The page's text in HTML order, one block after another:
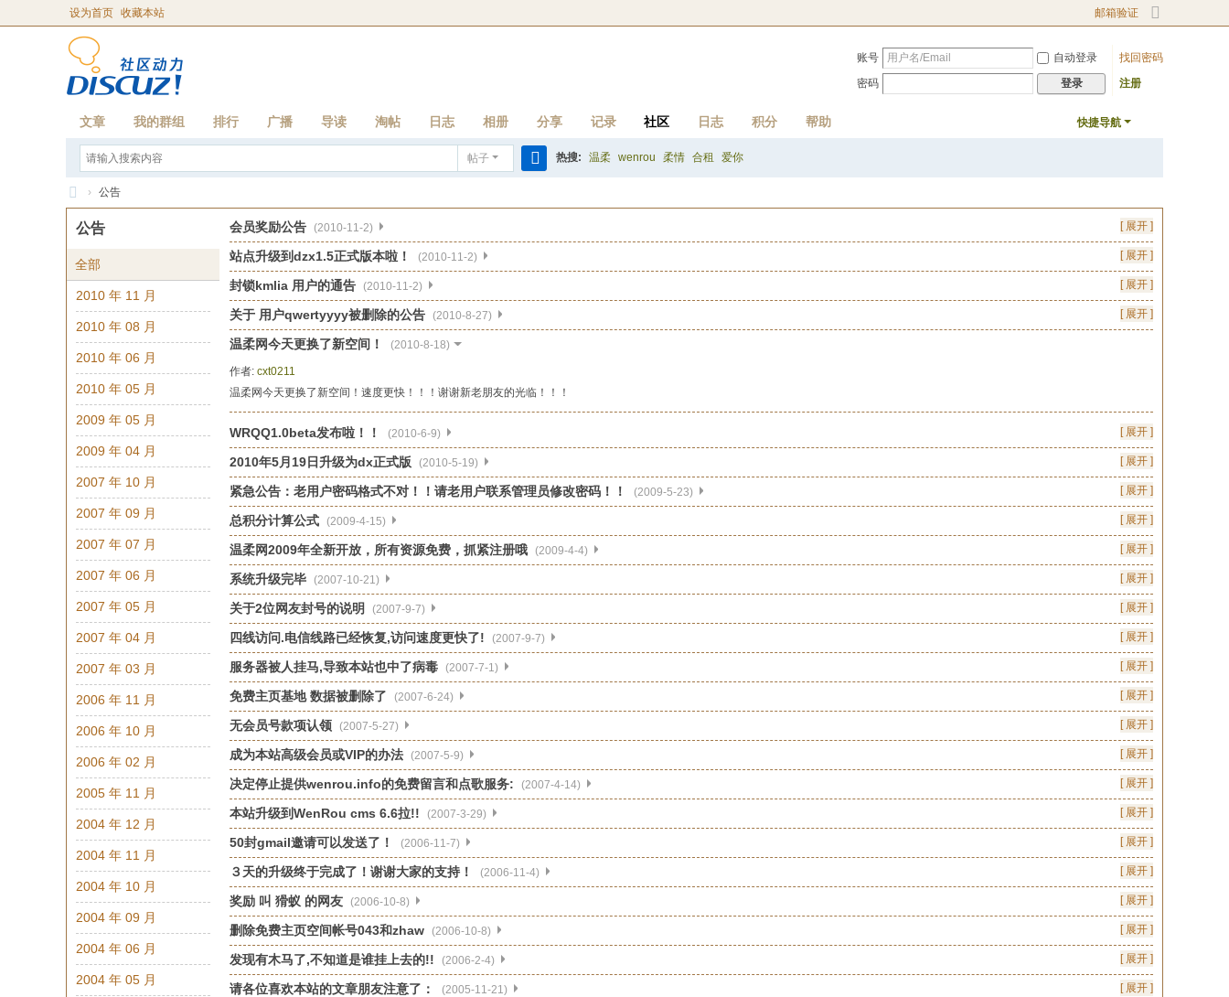
设为首页 收藏本站 邮箱验证
切
到
账号 自动登录
找回密码
密码
登录 注册
快捷导航
文章 我的群组 排行 广播 导读 淘帖 日志 相册 分享 记录 社区 日志 积分 帮助
帖子
索
热搜: 温柔 wenrou 柔情 合租 爱你
温
网
› 公告
会员奖励公告 (2010-11-2) [ 展开 ]
站点升级到dzx1.5正式版本啦！ (2010-11-2) [ 展开 ]
封锁kmlia 用户的通告 (2010-11-2) [ 展开 ]
关于 用户qwertyyyy被删除的公告 (2010-8-27) [ 展开 ]
温柔网今天更换了新空间！ (2010-8-18)
作者: cxt0211
温柔网今天更换了新空间！速度更快！！！谢谢新老朋友的光临！！！
WRQQ1.0beta发布啦！！ (2010-6-9) [ 展开 ]
2010年5月19日升级为dx正式版 (2010-5-19) [ 展开 ]
紧急公告：老用户密码格式不对！！请老用户联系管理员修改密码！！ (2009-5-23) [ 展开 ]
总积分计算公式 (2009-4-15) [ 展开 ]
温柔网2009年全新开放，所有资源免费，抓紧注册哦 (2009-4-4) [ 展开 ]
系统升级完毕 (2007-10-21) [ 展开 ]
关于2位网友封号的说明 (2007-9-7) [ 展开 ]
四线访问.电信线路已经恢复,访问速度更快了! (2007-9-7) [ 展开 ]
服务器被人挂马,导致本站也中了病毒 (2007-7-1) [ 展开 ]
免费主页基地 数据被删除了 (2007-6-24) [ 展开 ]
无会员号款项认领 (2007-5-27) [ 展开 ]
成为本站高级会员或VIP的办法 (2007-5-9) [ 展开 ]
决定停止提供wenrou.info的免费留言和点歌服务: (2007-4-14) [ 展开 ]
本站升级到WenRou cms 6.6拉!! (2007-3-29) [ 展开 ]
50封gmail邀请可以发送了！ (2006-11-7) [ 展开 ]
３天的升级终于完成了！谢谢大家的支持！ (2006-11-4) [ 展开 ]
奖励 叫 猾蚁 的网友 (2006-10-8) [ 展开 ]
删除免费主页空间帐号043和zhaw (2006-10-8) [ 展开 ]
发现有木马了,不知道是谁挂上去的!! (2006-2-4) [ 展开 ]
请各位喜欢本站的文章朋友注意了： (2005-11-21) [ 展开 ]
公告
全部
2010 年 11 月
2010 年 08 月
2010 年 06 月
2010 年 05 月
2009 年 05 月
2009 年 04 月
2007 年 10 月
2007 年 09 月
2007 年 07 月
2007 年 06 月
2007 年 05 月
2007 年 04 月
2007 年 03 月
2006 年 11 月
2006 年 10 月
2006 年 02 月
2005 年 11 月
2004 年 12 月
2004 年 11 月
2004 年 10 月
2004 年 09 月
2004 年 06 月
2004 年 05 月